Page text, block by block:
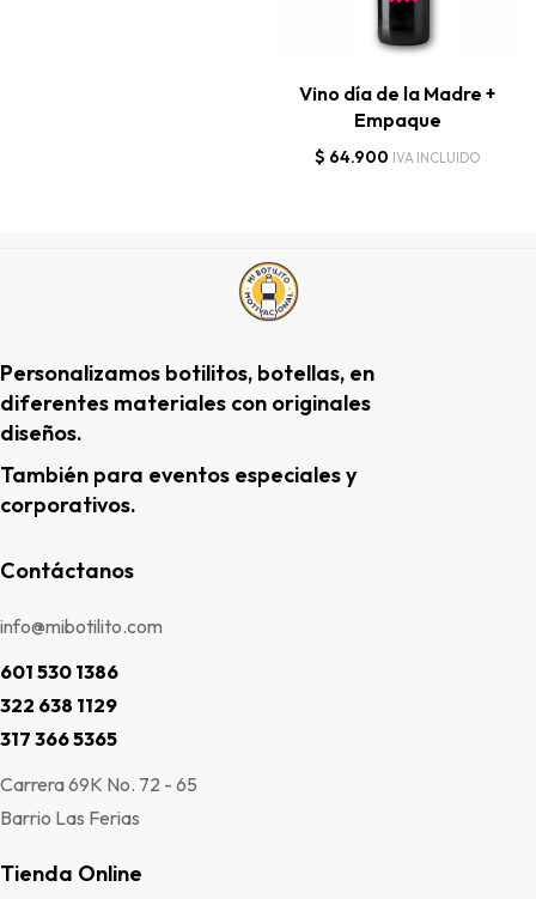
Vino día de la Madre +
Empaque
$ 64.900 IVA INCLUIDO
Personalizamos botilitos, botellas, en
diferentes materiales con originales
diseños.
También para eventos especiales y
corporativos.
Contáctanos
info@mibotilito.com
601 530 1386
322 638 1129
317 366 5365
Carrera 69K No. 72 - 65
Barrio Las Ferias
Tienda Online